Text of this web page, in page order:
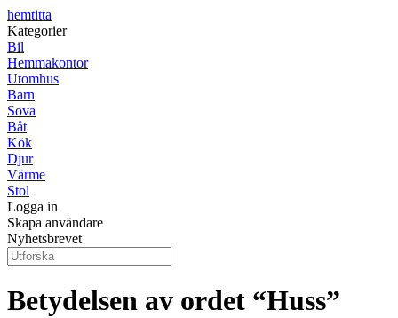
hemtitta
Kategorier
Bil
Hemmakontor
Utomhus
Barn
Sova
Båt
Kök
Djur
Värme
Stol
Logga in
Skapa användare
Nyhetsbrevet
Betydelsen av ordet “Huss”